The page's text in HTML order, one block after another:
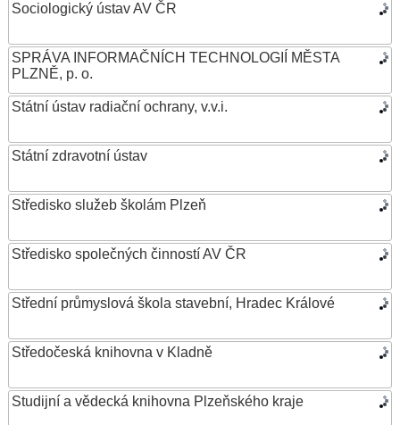
Sociologický ústav AV ČR
SPRÁVA INFORMAČNÍCH TECHNOLOGIÍ MĚSTA
PLZNĚ, p. o.
Státní ústav radiační ochrany, v.v.i.
Státní zdravotní ústav
Středisko služeb školám Plzeň
Středisko společných činností AV ČR
Střední průmyslová škola stavební, Hradec Králové
Středočeská knihovna v Kladně
Studijní a vědecká knihovna Plzeňského kraje